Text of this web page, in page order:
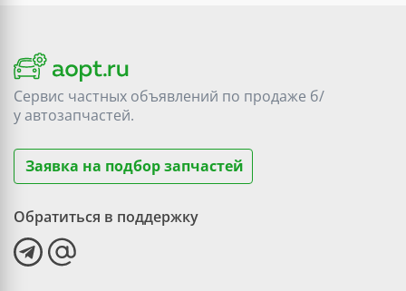
Сервис частных объявлений по продаже б/
уавтозапчастей.
Заявка на подбор запчастей
Обратиться в поддержку